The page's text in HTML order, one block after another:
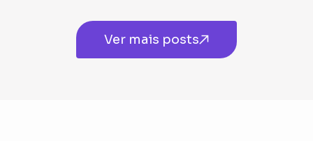
Ver mais posts